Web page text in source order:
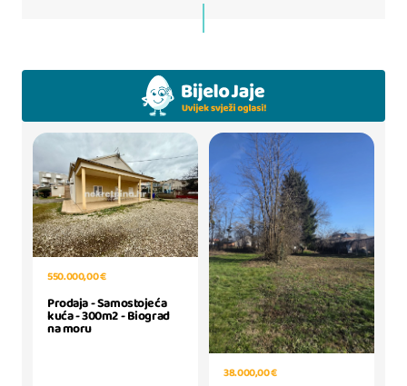
550.000,00 €
Prodaja - Samostojeća
kuća - 300m2 - Biograd
na moru
38.000,00 €